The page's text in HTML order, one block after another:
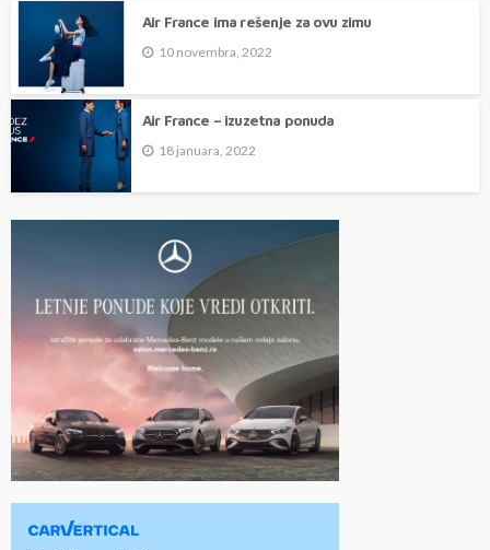
Air France ima rešenje za ovu zimu
10 novembra, 2022
Air France – izuzetna ponuda
18 januara, 2022